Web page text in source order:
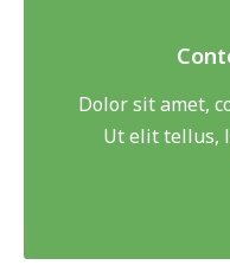
Dolor sit amet,
Ut elit tellus,